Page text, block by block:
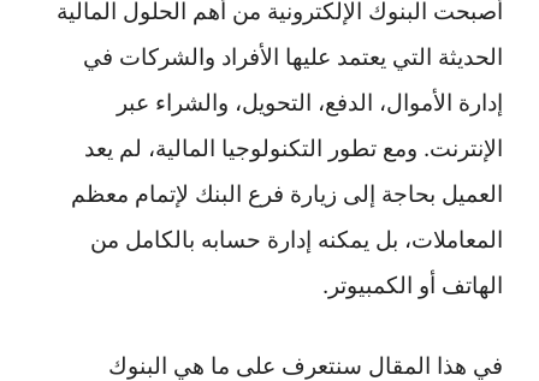
أصبحت البنوك الإلكترونية من أهم الحلول المالية
الحديثة التي يعتمد عليها الأفراد والشركات في
إدارة الأموال، الدفع، التحويل، والشراء عبر
الإنترنت. ومع تطور التكنولوجيا المالية، لم يعد
العميل بحاجة إلى زيارة فرع البنك لإتمام معظم
المعاملات، بل يمكنه إدارة حسابه بالكامل من
الهاتف أو الكمبيوتر.
في هذا المقال سنتعرف على ما هي البنوك